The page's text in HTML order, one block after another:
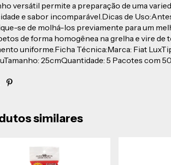
versátil permite a preparação de uma
e sabor incomparável.Dicas de
se de molhá-los previamente para um
de forma homogênea na grelha e vire de
uniforme.Ficha Técnica:Marca: Fiat
25cmQuantidade: 5 Pacotes com
similares